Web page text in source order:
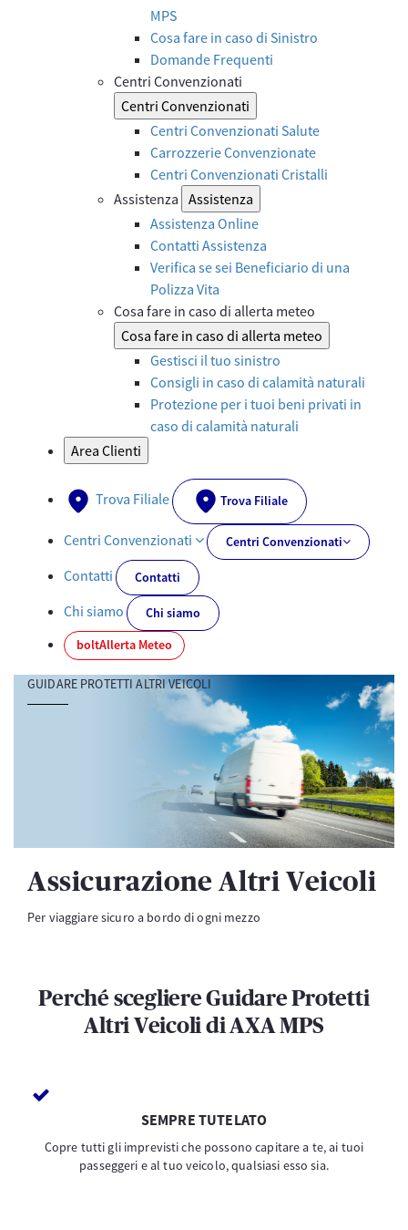
MPS
Cosa fare in caso di Sinistro
Domande Frequenti
Centri Convenzionati
Centri Convenzionati
Centri Convenzionati Salute
Carrozzerie Convenzionate
Centri Convenzionati Cristalli
Assistenza Assistenza
Assistenza Online
Contatti Assistenza
Verifica se sei Beneficiario di una
Polizza Vita
Cosa fare in caso di allerta meteo
Cosa fare in caso di allerta meteo
Gestisci il tuo sinistro
Consigli in caso di calamità naturali
Protezione per i tuoi beni privati in
caso di calamità naturali
Area Clienti
Trova Filiale Trova Filiale
Centri Convenzionati Centri Convenzionati
Contatti Contatti
Chi siamo
Chi siamo
boltAllerta Meteo
GUIDARE PROTETTI ALTRI VEICOLI
Assicurazione Altri Veicoli
Per viaggiare sicuro a bordo di ogni mezzo
Perché scegliere Guidare Protetti
Altri Veicoli di AXA MPS
SEMPRE TUTELATO
Copre tutti gli imprevisti che possono capitare a te, ai tuoi
passeggeri e al tuo veicolo, qualsiasi esso sia.